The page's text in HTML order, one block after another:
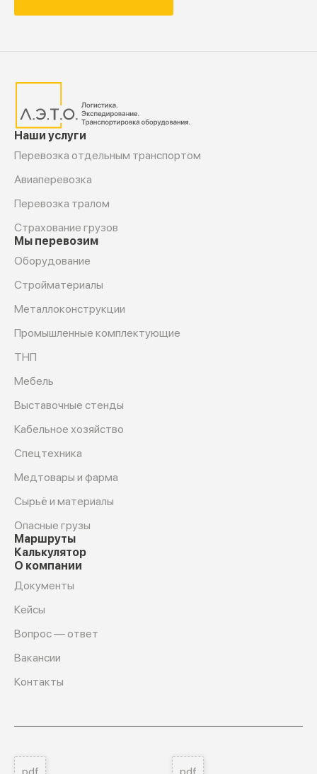
Наши услуги
Перевозка отдельным транспортом
Авиаперевозка
Перевозка тралом
Страхование грузов
Мы перевозим
Оборудование
Cтройматериалы
Металлоконструкции
Промышленные комплектующие
ТНП
Мебель
Выставочные стенды
Кабельное хозяйство
Спецтехника
Медтовары и фарма
Сырьё и материалы
Опасные грузы
Маршруты
Калькулятор
О компании
Документы
Кейсы
Вопрос — ответ
Вакансии
Контакты